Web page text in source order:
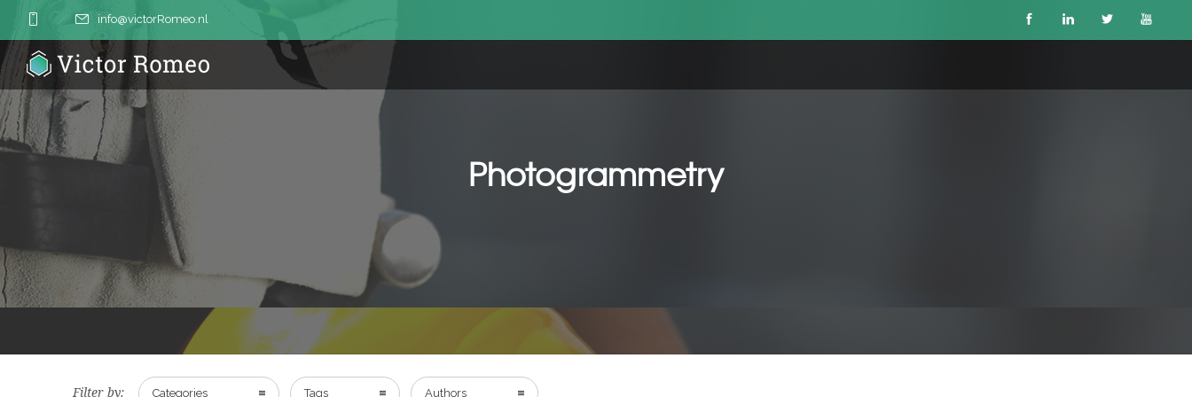
info@victorRomeo.nl
Photogrammetry
Filter by: Categories Tags Authors